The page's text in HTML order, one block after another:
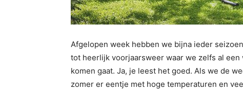
Afgelopen week hebben we bijna ieder
tot heerlijk voorjaarsweer waar we zelfs al
komen gaat. Ja, je leest het goed. Als we de
zomer er eentje met hoge temperaturen en